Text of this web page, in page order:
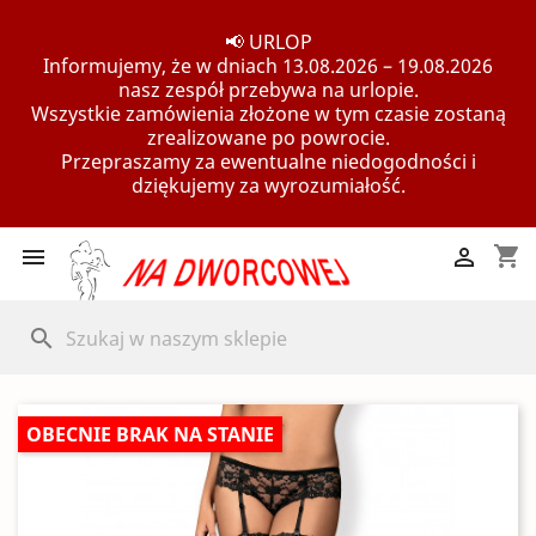
📢 URLOP
Informujemy, że w dniach 13.08.2026 – 19.08.2026
nasz zespół przebywa na urlopie.
Wszystkie zamówienia złożone w tym czasie zostaną
zrealizowane po powrocie.
Przepraszamy za ewentualne niedogodności i
dziękujemy za wyrozumiałość.
 shopping_cart

search
OBECNIE BRAK NA STANIE